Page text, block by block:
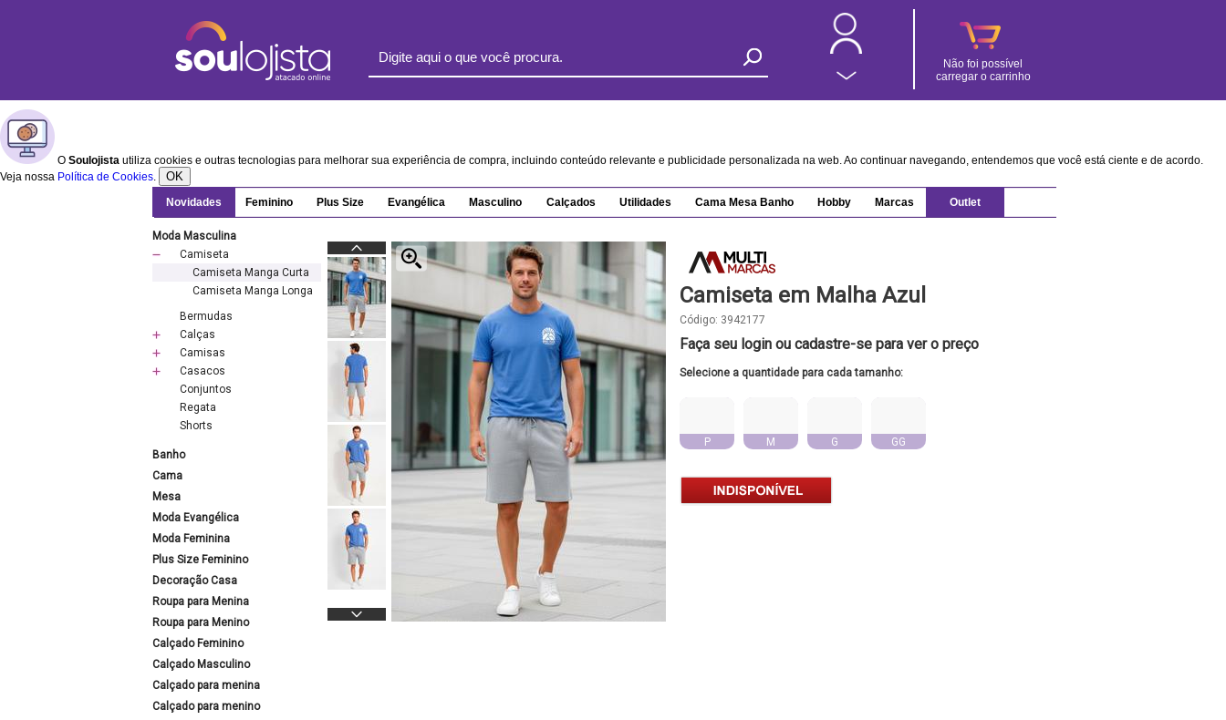
Não foi possível
carregar o carrinho
O Soulojista utiliza cookies e outras tecnologias para melhorar sua experiência de compra, incluindo conteúdo relevante e publicidade personalizada na web. Ao continuar navegando, entendemos que você está ciente e de acordo.
Veja nossa Política de Cookies. OK
Novidades Feminino Plus Size Evangélica Masculino Calçados Utilidades Cama Mesa Banho Hobby Marcas Outlet
Moda Masculina
Camiseta
Camiseta Manga Curta
Camiseta Manga Longa
Bermudas
Calças
Camisas
Casacos
Conjuntos
Regata
Shorts
Banho
Cama
Mesa
Moda Evangélica
Moda Feminina
Plus Size Feminino
Decoração Casa
Roupa para Menina
Roupa para Menino
Calçado Feminino
Calçado Masculino
Calçado para menina
Calçado para menino
Camiseta em Malha Azul
Código: 3942177
Faça seu login ou cadastre-se para ver o preço
Selecione a quantidade para cada tamanho:
P M G GG